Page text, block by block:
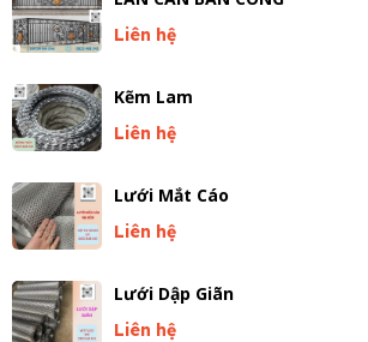
Liên hệ
Kẽm Lam
Liên hệ
Lưới Mắt Cáo
Liên hệ
Lưới Dập Giãn
Liên hệ